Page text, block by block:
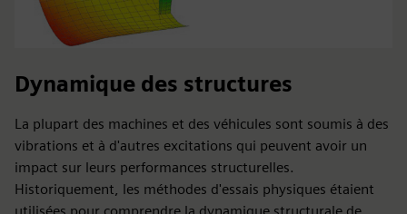
Dynamique des structures
La plupart des machines et des véhicules sont soumis à des
vibrations et à d'autres excitations qui peuvent avoir un
impact sur leurs performances structurelles.
Historiquement, les méthodes d'essais physiques étaient